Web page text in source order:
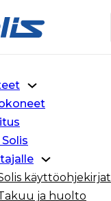
käyttöohjekirjat
ja huolto